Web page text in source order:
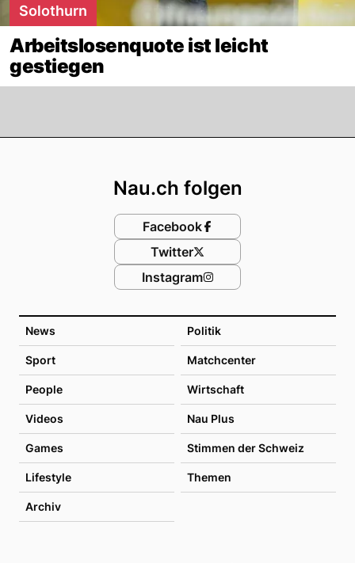
Solothurn
Arbeitslosenquote ist leicht
gestiegen
News Politik
Sport Matchcenter
People Wirtschaft
Videos Nau Plus
Games Stimmen der Schweiz
Lifestyle Themen
Archiv
Nau.ch folgen
Facebook
Twitter
Instagram